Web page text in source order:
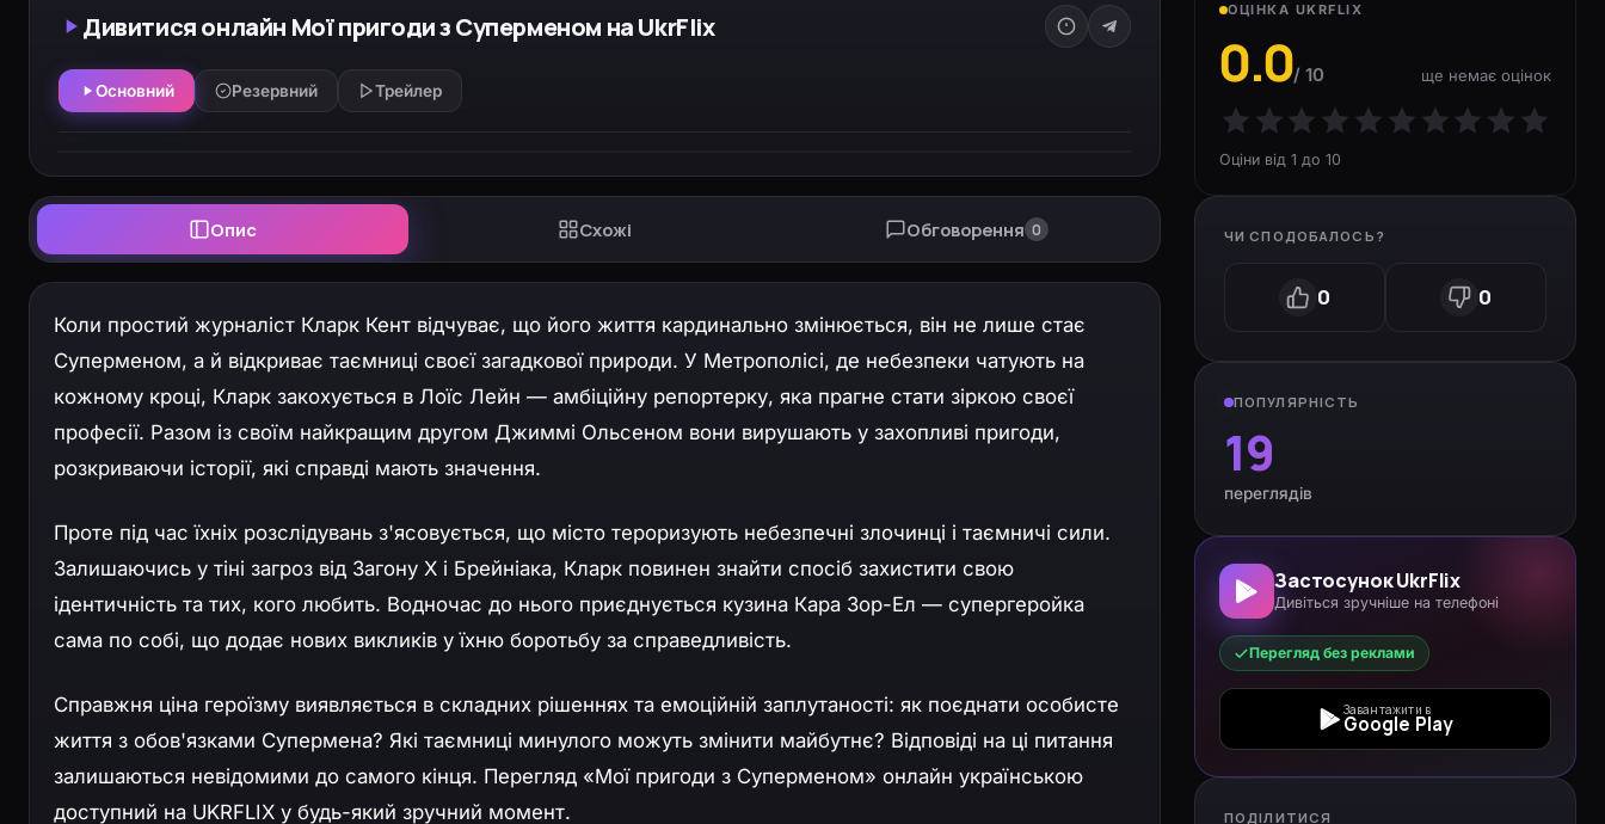
Дивитися онлайн Мої пригоди з Суперменом на UkrFlix
Основний Резервний Трейлер
Опис Схожі Обговорення 0
Коли простий журналіст Кларк Кент відчуває, що його життя кардинально змінюється, він не лише стає
Суперменом, а й відкриває таємниці своєї загадкової природи. У Метрополісі, де небезпеки чатують на
кожному кроці, Кларк закохується в Лоїс Лейн — амбіційну репортерку, яка прагне стати зіркою своєї
професії. Разом із своїм найкращим другом Джиммі Ольсеном вони вирушають у захопливі пригоди,
розкриваючи історії, які справді мають значення.
Проте під час їхніх розслідувань з'ясовується, що місто тероризують небезпечні злочинці і таємничі сили.
Залишаючись у тіні загроз від Загону X і Брейніака, Кларк повинен знайти спосіб захистити свою
ідентичність та тих, кого любить. Водночас до нього приєднується кузина Кара Зор-Ел — супергеройка
сама по собі, що додає нових викликів у їхню боротьбу за справедливість.
Справжня ціна героїзму виявляється в складних рішеннях та емоційній заплутаності: як поєднати особисте
життя з обов'язками Супермена? Які таємниці минулого можуть змінити майбутнє? Відповіді на ці питання
залишаються невідомими до самого кінця. Перегляд «Мої пригоди з Суперменом» онлайн українською
доступний на UKRFLIX у будь-який зручний момент.
ОЦІНКА UKRFLIX
0.0/ 10 ще немає оцінок
Оціни від 1 до 10
ЧИ СПОДОБАЛОСЬ?
0 0
ПОПУЛЯРНІСТЬ
19
переглядів
Застосунок UkrFlix
Дивіться зручніше на телефоні
Перегляд без реклами
Завантажити в
Google Play
ПОДІЛИТИСЯ